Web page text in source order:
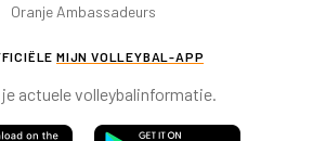
Oranje Ambassadeurs
MIJN VOLLEYBAL-APP
je actuele volleybalinformatie.